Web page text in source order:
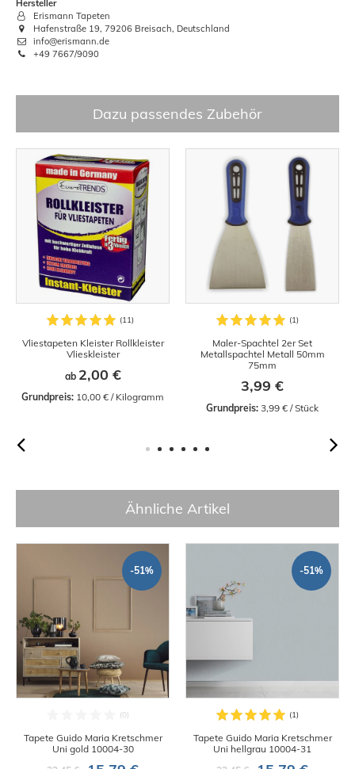
Hersteller
Erismann Tapeten
Hafenstraße 19, 79206 Breisach, Deutschland
info@erismann.de
+49 7667/9090
Dazu passendes Zubehör
Vliestapeten Kleister Rollkleister
Vlieskleister
ab 2,00 €
Grundpreis: 10,00 € / Kilogramm
Maler-Spachtel 2er Set
Metallspachtel Metall 50mm
75mm
3,99 €
Grundpreis: 3,99 € / Stück
Ähnliche Artikel
-51%
Tapete Guido Maria Kretschmer
Uni gold 10004-30
-51%
Tapete Guido Maria Kretschmer
Uni hellgrau 10004-31